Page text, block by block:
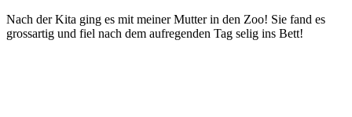
Nach der Kita ging es mit meiner Mutter in den Zoo! Sie fand es
grossartig und fiel nach dem aufregenden Tag selig ins Bett!